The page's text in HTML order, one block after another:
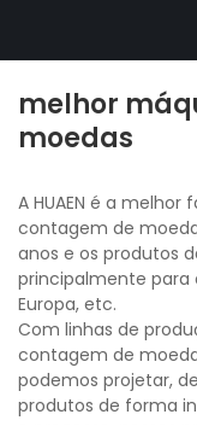
melhor
moedas
A HUAEN é a
contagem de
anos e os produtos
principalmente para
Europa, etc.
Com linhas de
contagem de
podemos projetar,
produtos de forma